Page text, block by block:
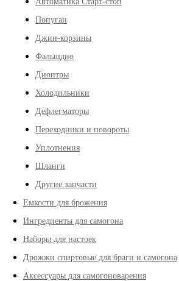
Попугаи
Джин-корзины
Фальшдно
Диоптры
Холодильники
Дефлегматоры
Переходники и повороты
Уплотнения
Шланги
Другие запчасти
Емкости для брожения
Ингредиенты для самогона
Наборы для настоек
Дрожжи спиртовые для браги и самогона
Аксессуары для самогоноварения